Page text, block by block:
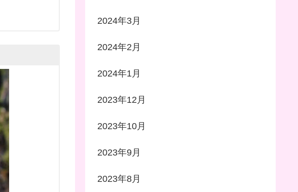
2024年3月
2024年2月
2024年1月
2023年12月
2023年10月
2023年9月
2023年8月